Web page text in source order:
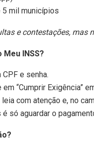
mil municípios
e contestações, mas
INSS?
e senha.
“Cumprir Exigência”
com atenção e, no
é só aguardar o